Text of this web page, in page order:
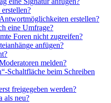
erstellen?
eine Umfrage?
Foren nicht zugreifen?
anfügen?
melden?
Schaltfläche beim Schreiben
freigegeben werden?
als neu?